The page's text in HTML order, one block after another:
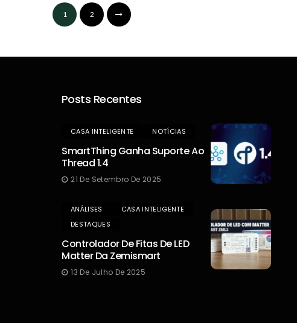
1 2
Posts Recentes
CASA INTELIGENTE NOTÍCIAS
SmartThing Ganha Suporte Ao
Thread 1.4
21 De Setembro De 2025
ANÁLISES
CASA INTELIGENTE
DESTAQUES
Controlador De Fitas De LED
Matter Da Zemismart
13 De Julho De 2025